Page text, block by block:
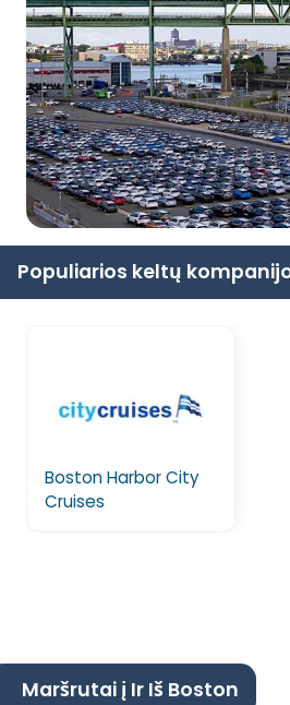
Populiarios keltų
Boston Harbor City
Cruises
Maršrutai į Ir Iš Boston